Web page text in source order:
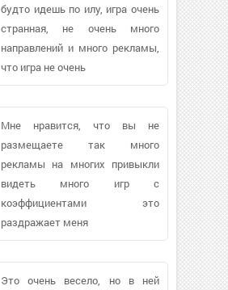
будто идешь по илу, игра очень
странная, не очень много
направлений и много рекламы,
что игра не очень
Мне нравится, что вы не
размещаете так много
рекламы на многих привыкли
видеть много игр с
коэффициентами это
раздражает меня
Это очень весело, но в ней